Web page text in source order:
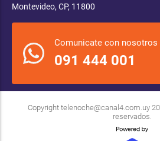
Montevideo, CP, 11800
Comunicate con nosotros
091 444 001
Copyright telenoche@canal4.com.uy
reservados.